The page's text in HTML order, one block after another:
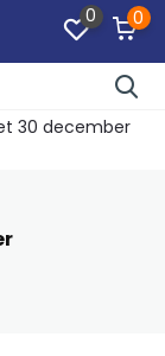
0 0
30 december